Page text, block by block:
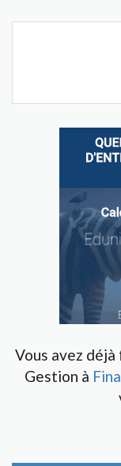
Vous avez
Gestion à